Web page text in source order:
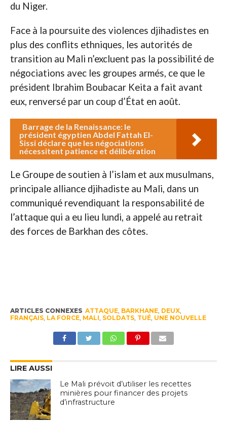
du Niger.
Face à la poursuite des violences djihadistes en
plus des conflits ethniques, les autorités de
transition au Mali n’excluent pas la possibilité de
négociations avec les groupes armés, ce que le
président Ibrahim Boubacar Keita a fait avant
eux, renversé par un coup d’État en août.
Barrage de la Renaissance: le
président égyptien Abdel Fattah El-
Sissi déclare que les négociations
nécessitent patience et délibération
Le Groupe de soutien à l’islam et aux musulmans,
principale alliance djihadiste au Mali, dans un
communiqué revendiquant la responsabilité de
l’attaque qui a eu lieu lundi, a appelé au retrait
des forces de Barkhan des côtes.
ARTICLES CONNEXES ATTAQUE, BARKHANE, DEUX,
FRANÇAIS, LA FORCE, MALI SOLDATS, TUÉ, UNE NOUVELLE
LIRE AUSSI
Le Mali prévoit d’utiliser les recettes
minières pour financer des projets
d’infrastructure